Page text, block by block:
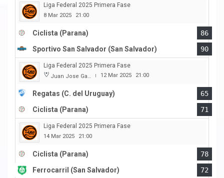
Liga Federal 2025 Primera Fase
8 Mar 2025 21:00
Ciclista (Parana)
86
Sportivo San Salvador (San Salvador)
90
Liga Federal 2025 Primera Fase
Juan Jose Garro | 12 Mar 2025 21:00
Regatas (C. del Uruguay)
65
Ciclista (Parana)
71
Liga Federal 2025 Primera Fase
14 Mar 2025 21:00
Ciclista (Parana)
78
Ferrocarril (San Salvador)
72